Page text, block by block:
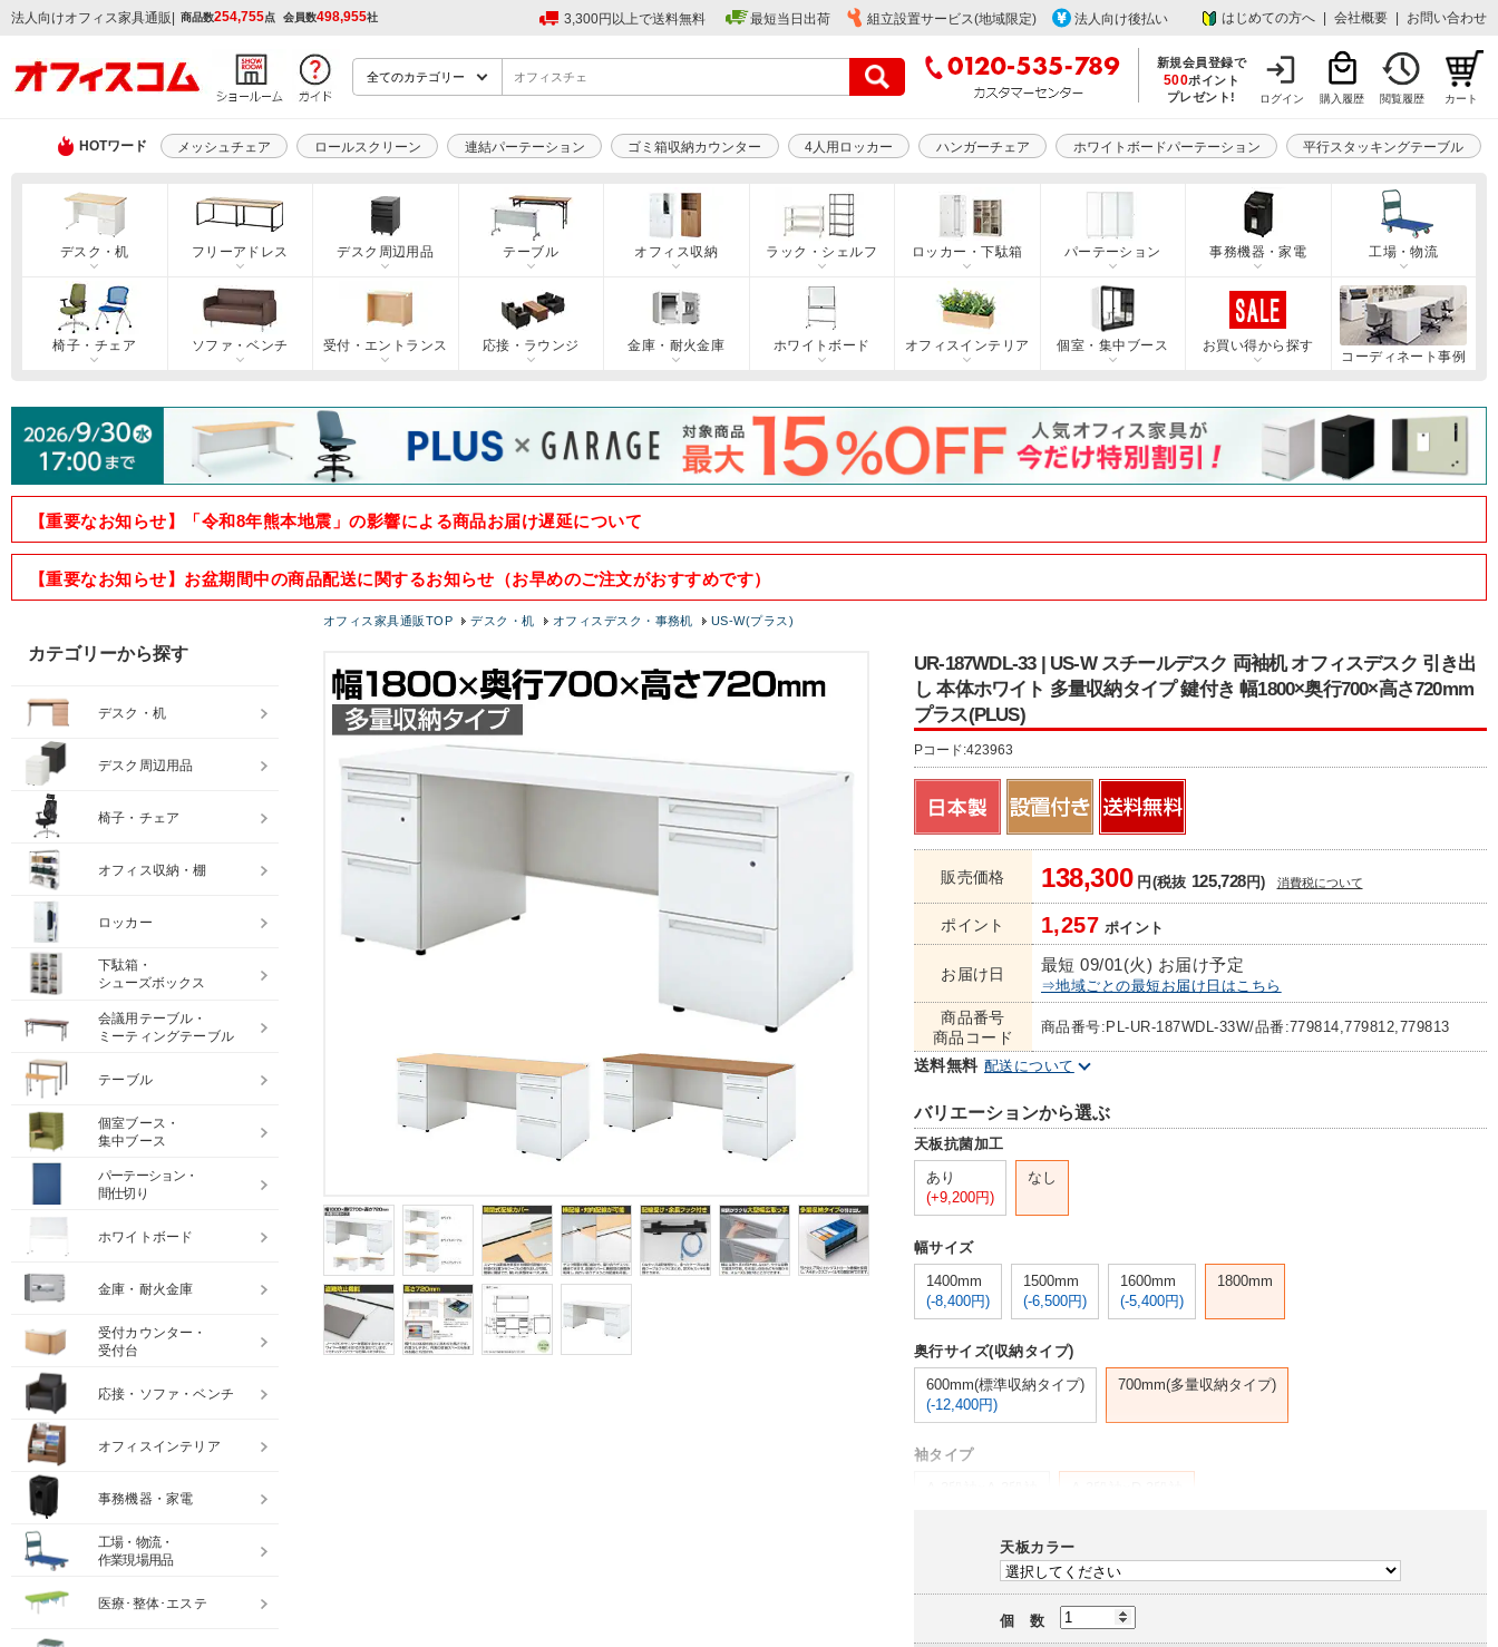
法人向けオフィス家具通販 | 商品数254,755点 会員数498,955社 3,300円以上で送料無料 最短当日出荷 組立設置サービス(地域限定) 法人向け後払い はじめての方へ 会社概要 お問い合わせ
新規会員登録で
500ポイント
プレゼント!
ログイン 購入履歴 閲覧履歴 カート
HOTワード メッシュチェア ロールスクリーン 連結パーテーション ゴミ箱収納カウンター 4人用ロッカー ハンガーチェア ホワイトボードパーテーション 平行スタッキングテーブル
デスク・机 フリーアドレス デスク周辺用品 テーブル オフィス収納 ラック・シェルフ ロッカー・下駄箱 パーテーション 事務機器・家電 工場・物流
椅子・チェア ソファ・ベンチ 受付・エントランス 応接・ラウンジ 金庫・耐火金庫 ホワイトボード オフィスインテリア 個室・集中ブース
お買い得から探す
コーディネート事例
【重要なお知らせ】「令和8年熊本地震」の影響による商品お届け遅延について
【重要なお知らせ】お盆期間中の商品配送に関するお知らせ（お早めのご注文がおすすめです）
オフィス家具通販TOP デスク・机 オフィスデスク・事務机 US-W(プラス)
UR-187WDL-33 | US-W スチールデスク 両袖机 オフィスデスク 引き出
し 本体ホワイト 多量収納タイプ 鍵付き 幅1800×奥行700×高さ720mm
プラス(PLUS)
Pコード:423963
販売価格 138,300円(税抜 125,728円) 消費税について
ポイント 1,257 ポイント
お届け日 最短 09/01(火) お届け予定
⇒地域ごとの最短お届け日はこちら
商品番号
商品コード
商品番号:PL-UR-187WDL-33W/品番:779814,779812,779813
送料無料 配送について
バリエーションから選ぶ
天板抗菌加工
あり
(+9,200円)
なし
幅サイズ
1400mm
(-8,400円)
1500mm
(-6,500円)
1600mm
(-5,400円)
1800mm
奥行サイズ(収納タイプ)
600mm(標準収納タイプ)
(-12,400円)
700mm(多量収納タイプ)
袖タイプ
天板カラー
個 数
カテゴリーから探す
デスク・机
デスク周辺用品
椅子・チェア
オフィス収納・棚
ロッカー
下駄箱・
シューズボックス
会議用テーブル・
ミーティングテーブル
テーブル
個室ブース・
集中ブース
パーテーション・
間仕切り
ホワイトボード
金庫・耐火金庫
受付カウンター・
受付台
応接・ソファ・ベンチ
オフィスインテリア
事務機器・家電
工場・物流・
作業現場用品
医療･整体･エステ